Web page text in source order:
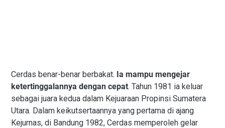
Cerdas benar-benar berbakat. Ia mampu mengejar
ketertinggalannya dengan cepat. Tahun 1981 ia keluar
sebagai juara kedua dalam Kejuaraan Propinsi Sumatera
Utara. Dalam keikutsertaannya yang pertama di ajang
Kejurnas, di Bandung 1982, Cerdas memperoleh gelar